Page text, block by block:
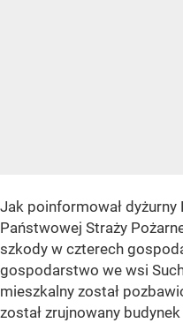
Jak poinformował
Państwowej Straży
szkody w czterech
gospodarstwo we wsi
mieszkalny został
został zrujnowany